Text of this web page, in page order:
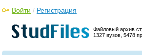
Файловый архив
1327 вузов, 5478
Войти / Регистрация